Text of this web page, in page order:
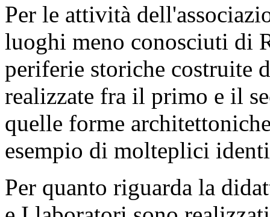
Per le attività
luoghi meno conosciuti di
periferie storiche costruite
realizzate fra il primo e il
quelle forme
esempio di molteplici
Per quanto riguarda la